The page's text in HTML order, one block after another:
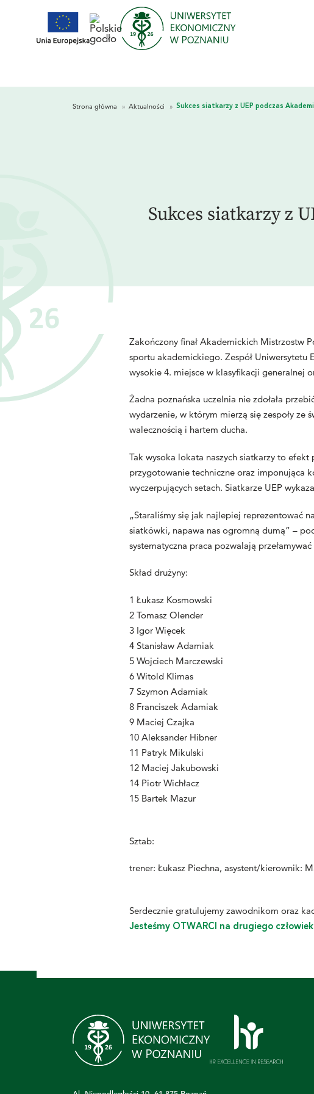
Sukces siatkarzy z
Zakończony finał Akademickich Mistrzostw
sportu akademickiego. Zespół Uniwersytetu
wysokie 4. miejsce w klasyfikacji generalnej
Żadna poznańska uczelnia nie zdołała
wydarzenie, w którym mierzą się zespoły
walecznością i hartem ducha.
Tak wysoka lokata naszych siatkarzy to
przygotowanie techniczne oraz imponująca
wyczerpujących setach. Siatkarze UEP
„Staraliśmy się jak najlepiej reprezentować
siatkówki, napawa nas ogromną dumą” –
systematyczna praca pozwalają
Skład drużyny:
1 Łukasz Kosmowski
2 Tomasz Olender
3 Igor Więcek
4 Stanisław Adamiak
5 Wojciech Marczewski
6 Witold Klimas
7 Szymon Adamiak
8 Franciszek Adamiak
9 Maciej Czajka
10 Aleksander Hibner
11 Patryk Mikulski
12 Maciej Jakubowski
14 Piotr Wichłacz
15 Bartek Mazur
Sztab:
trener: Łukasz Piechna, asystent/kierownik:
Serdecznie gratulujemy zawodnikom oraz
Jesteśmy OTWARCI na drugiego